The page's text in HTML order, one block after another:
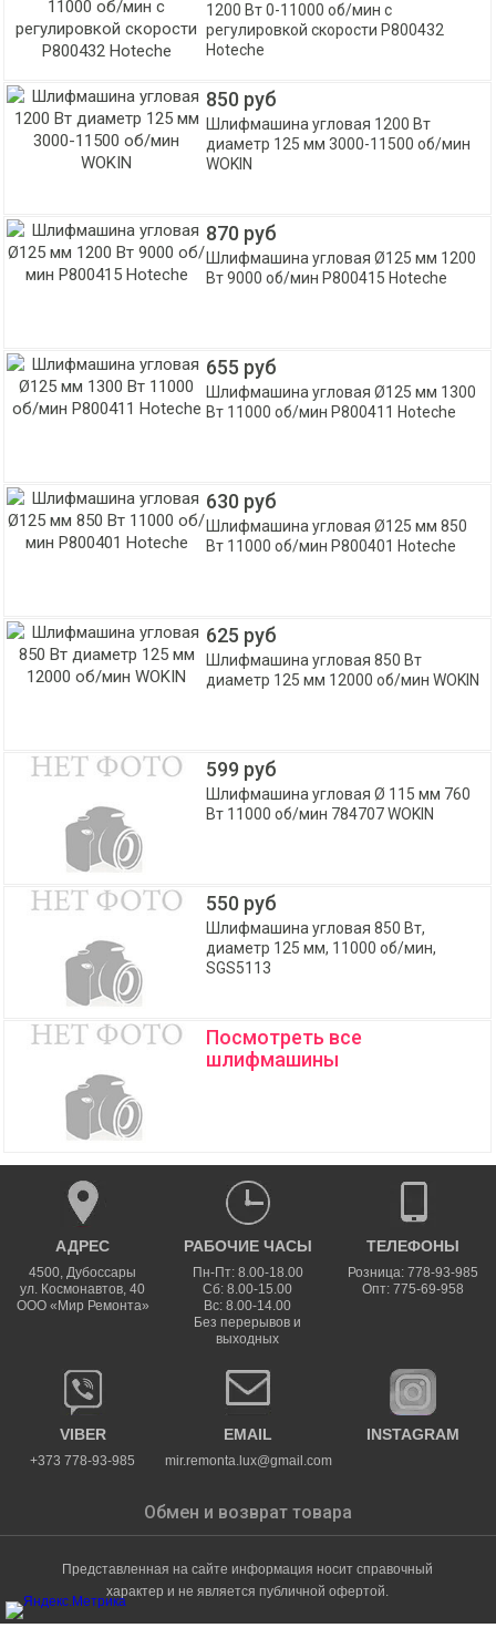
1200 Вт 0-11000 об/мин с
регулировкой скорости P800432
Hoteche
850 руб
Шлифмашина угловая 1200 Вт
диаметр 125 мм 3000-11500 об/мин
WOKIN
870 руб
Шлифмашина угловая Ø125 мм 1200
Вт 9000 об/мин P800415 Hoteche
655 руб
Шлифмашина угловая Ø125 мм 1300
Вт 11000 об/мин P800411 Hoteche
630 руб
Шлифмашина угловая Ø125 мм 850
Вт 11000 об/мин P800401 Hoteche
625 руб
Шлифмашина угловая 850 Вт
диаметр 125 мм 12000 об/мин WOKIN
599 руб
Шлифмашина угловая Ø 115 мм 760
Вт 11000 об/мин 784707 WOKIN
550 руб
Шлифмашина угловая 850 Вт,
диаметр 125 мм, 11000 об/мин,
SGS5113
Посмотреть все
шлифмашины
АДРЕС
4500,Дубоссары
ул. Космонавтов, 40
ООО «Мир Ремонта»
РАБОЧИЕ ЧАСЫ
Пн-Пт: 8.00-18.00
Сб: 8.00-15.00
Вс: 8.00-14.00
Без перерывов и
выходных
ТЕЛЕФОНЫ
Розница: 778-93-985
Опт: 775-69-958
VIBER
+373 778-93-985
EMAIL
mir.remonta.lux@gmail.com
INSTAGRAM
Обмен и возврат товара
Представленная на сайте информация носит справочный
характер и не является публичной офертой.